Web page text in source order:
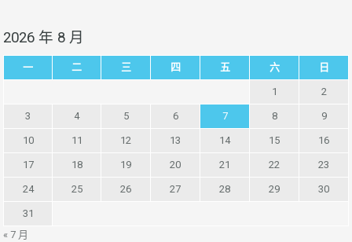
2026 年 8 月
一 二 三 四 五 六 日
1 2
3 4 5 6 7 8 9
10 11 12 13 14 15 16
17 18 19 20 21 22 23
24 25 26 27 28 29 30
31
« 7 月